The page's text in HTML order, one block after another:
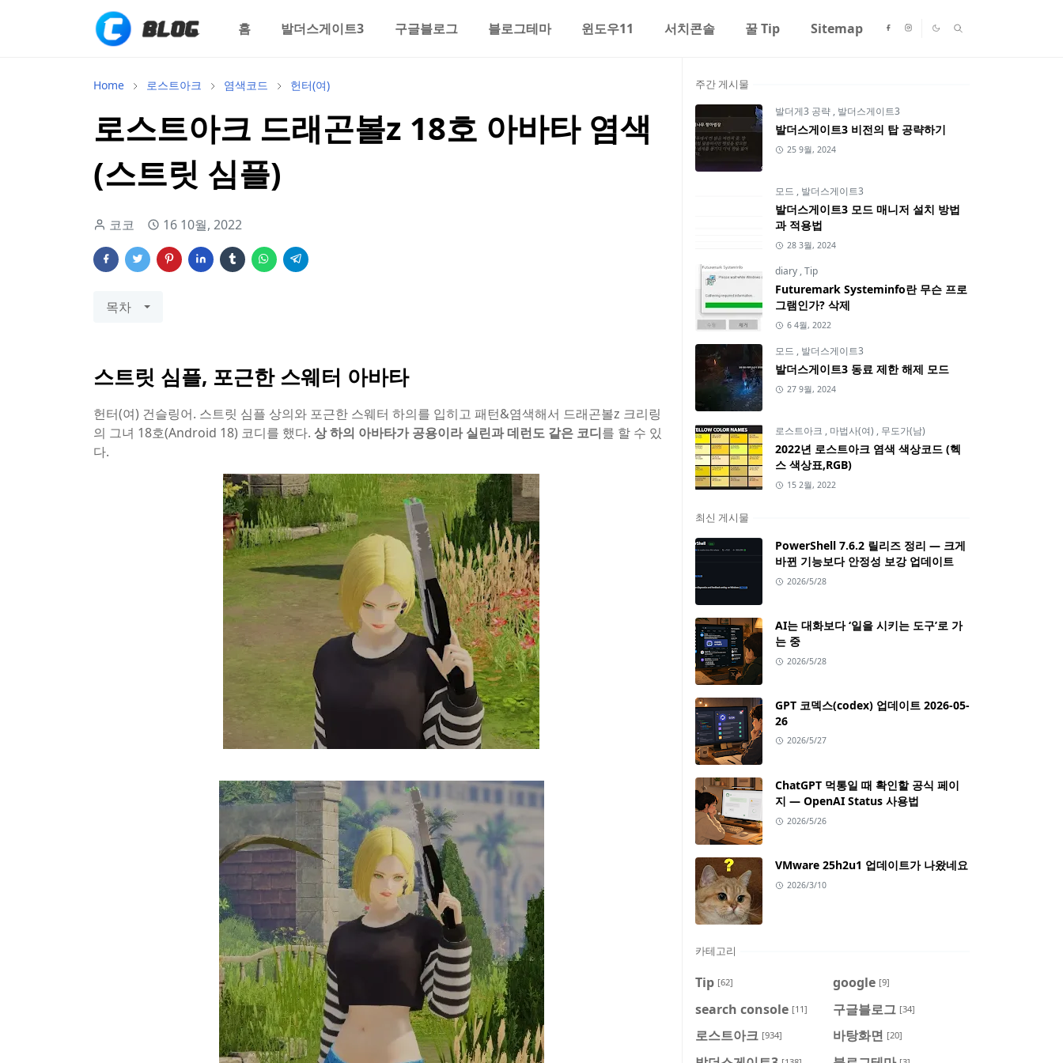
홈 발더스게이트3 구글블로그 블로그테마 윈도우11 서치콘솔 꿀 Tip Sitemap
Home 로스트아크 염색코드 헌터(여)
로스트아크 드래곤볼z 18호 아바타 염색
(스트릿 심플)
코코 16 10월, 2022
목차
스트릿 심플, 포근한 스웨터 아바타
헌터(여) 건슬링어. 스트릿 심플 상의와 포근한 스웨터 하의를 입히고 패턴&염색해서 드래곤볼z 크리링
의 그녀 18호(Android 18) 코디를 했다. 상 하의 아바타가 공용이라 실린과 데런도 같은 코디를 할 수 있
다.
주간 게시물
발더게3 공략 , 발더스게이트3
발더스게이트3 비전의 탑 공략하기
25 9월, 2024
모드 , 발더스게이트3
발더스게이트3 모드 매니저 설치 방법
과 적용법
28 3월, 2024
diary ,Tip
Futuremark Systeminfo란 무슨 프로
그램인가? 삭제
6 4월, 2022
모드 , 발더스게이트3
발더스게이트3 동료 제한 해제 모드
27 9월, 2024
로스트아크 , 마법사(여) , 무도가(남)
2022년 로스트아크 염색 색상코드 (헥
스 색상표,RGB)
15 2월, 2022
최신 게시물
PowerShell 7.6.2 릴리즈 정리 — 크게
바뀐 기능보다 안정성 보강 업데이트
2026/5/28
AI는 대화보다 ‘일을 시키는 도구’로 가
는 중
2026/5/28
GPT 코덱스(codex) 업데이트 2026-05-
26
2026/5/27
ChatGPT 먹통일 때 확인할 공식 페이
지 — OpenAI Status 사용법
2026/5/26
VMware 25h2u1 업데이트가 나왔네요
2026/3/10
카테고리
Tip [62] google [9]
search console [11] 구글블로그 [34]
로스트아크 [934] 바탕화면 [20]